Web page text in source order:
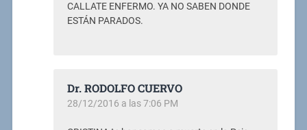
CALLATE ENFERMO. YA NO SABEN DONDE
ESTÁN PARADOS.
Dr. RODOLFO CUERVO
28/12/2016 a las 7:06 PM